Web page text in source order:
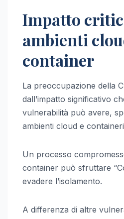
Impatto
ambienti
container
La preoccupazione della
dall’impatto significativo
vulnerabilità può avere,
ambienti cloud e
Un processo
container può sfruttare
evadere l’isolamento.
A differenza di altre